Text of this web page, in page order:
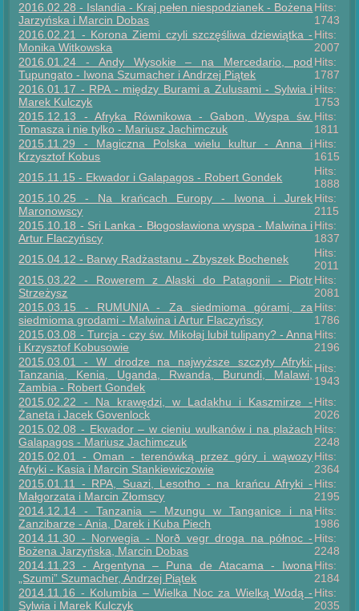
2016.02.28 - Islandia - Kraj pełen niespodzianek - Bożena
Jarzyńska i Marcin Dobas
Hits:
1743
2016.02.21 - Korona Ziemi czyli szczęśliwa dziewiątka -
Monika Witkowska
Hits:
2007
2016.01.24 - Andy Wysokie – na Mercedario, pod
Tupungato - Iwona Szumacher i Andrzej Piątek
Hits:
1787
2016.01.17 - RPA - między Burami a Zulusami - Sylwia i
Marek Kulczyk
Hits:
1753
2015.12.13 - Afryka Równikowa - Gabon, Wyspa św.
Tomasza i nie tylko - Mariusz Jachimczuk
Hits:
1811
2015.11.29 - Magiczna Polska wielu kultur - Anna i
Krzysztof Kobus
Hits:
1615
2015.11.15 - Ekwador i Galapagos - Robert Gondek
Hits:
1888
2015.10.25 - Na krańcach Europy - Iwona i Jurek
Maronowscy
Hits:
2115
2015.10.18 - Sri Lanka - Błogosławiona wyspa - Malwina i
Artur Flaczyńscy
Hits:
1837
2015.04.12 - Barwy Radżastanu - Zbyszek Bochenek
Hits:
2011
2015.03.22 - Rowerem z Alaski do Patagonii - Piotr
Strzeżysz
Hits:
2081
2015.03.15 - RUMUNIA - Za siedmioma górami, za
siedmioma grodami - Malwina i Artur Flaczyńscy
Hits:
1786
2015.03.08 - Turcja - czy św. Mikołaj lubił tulipany? - Anna
i Krzysztof Kobusowie
Hits:
2196
2015.03.01 - W drodze na najwyższe szczyty Afryki:
Tanzania, Kenia, Uganda, Rwanda, Burundi, Malawi,
Zambia - Robert Gondek
Hits:
1943
2015.02.22 - Na krawędzi, w Ladakhu i Kaszmirze -
Żaneta i Jacek Govenlock
Hits:
2026
2015.02.08 - Ekwador – w cieniu wulkanów i na plażach
Galapagos - Mariusz Jachimczuk
Hits:
2248
2015.02.01 - Oman - terenówką przez góry i wąwozy
Afryki - Kasia i Marcin Stankiewiczowie
Hits:
2364
2015.01.11 - RPA, Suazi, Lesotho - na krańcu Afryki -
Małgorzata i Marcin Złomscy
Hits:
2195
2014.12.14 - Tanzania – Mzungu w Tanganice i na
Zanzibarze - Ania, Darek i Kuba Piech
Hits:
1986
2014.11.30 - Norwegia - Norð vegr droga na północ -
Bożena Jarzyńska, Marcin Dobas
Hits:
2248
2014.11.23 - Argentyna – Puna de Atacama - Iwona
„Szumi” Szumacher, Andrzej Piątek
Hits:
2184
2014.11.16 - Kolumbia – Wielka Noc za Wielką Wodą -
Sylwia i Marek Kulczyk
Hits:
2035